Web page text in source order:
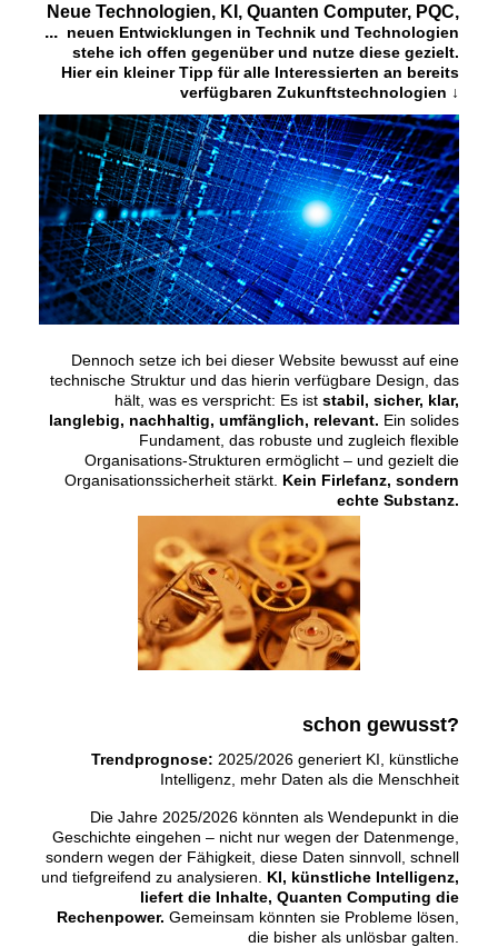
Neue Technologien, KI, Quanten Computer, PQC,
... neuen Entwicklungen in Technik und Technologien
stehe ich offen gegenüber und nutze diese gezielt.
Hier ein kleiner Tipp für alle Interessierten an bereits
verfügbaren Zukunftstechnologien ↓
Dennoch setze ich bei dieser Website bewusst auf eine
technische Struktur und das hierin verfügbare Design, das
hält, was es verspricht: Es ist stabil, sicher, klar,
langlebig, nachhaltig, umfänglich, relevant. Ein solides
Fundament, das robuste und zugleich flexible
Organisations-Strukturen ermöglicht – und gezielt die
Organisationssicherheit stärkt. Kein Firlefanz, sondern
echte Substanz.
schon gewusst?
Trendprognose: 2025/2026 generiert KI, künstliche
Intelligenz, mehr Daten als die Menschheit
Die Jahre 2025/2026 könnten als Wendepunkt in die
Geschichte eingehen – nicht nur wegen der Datenmenge,
sondern wegen der Fähigkeit, diese Daten sinnvoll, schnell
und tiefgreifend zu analysieren. KI, künstliche Intelligenz,
liefert die Inhalte, Quanten Computing die
Rechenpower. Gemeinsam könnten sie Probleme lösen,
die bisher als unlösbar galten.